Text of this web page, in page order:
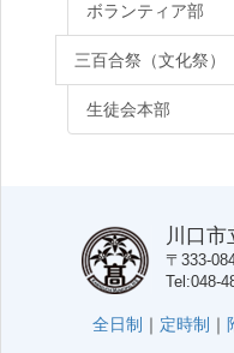
ボランティア部
三百合祭（文化祭）
生徒会本部
川口市
〒333-
Tel 048-
全日制 ｜ 定時制 ｜